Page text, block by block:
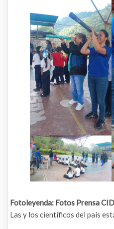
Fotoleyenda: Fotos Prensa
Las y los científicos del país